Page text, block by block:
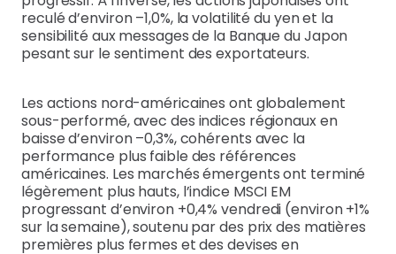
reculé d’environ –1,0%, la volatilité du yen et la
sensibilité aux messages de la Banque du Japon
pesant sur le sentiment des exportateurs.
Les actions nord-américaines ont globalement
sous-performé, avec des indices régionaux en
baisse d’environ –0,3%, cohérents avec la
performance plus faible des références
américaines. Les marchés émergents ont terminé
légèrement plus hauts, l’indice MSCI EM
progressant d’environ +0,4% vendredi (environ +1%
sur la semaine), soutenu par des prix des matières
premières plus fermes et des devises en